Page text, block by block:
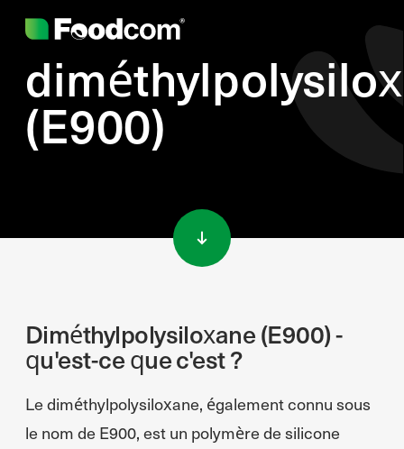
(E900)
Diméthylpolysiloxane (E900) -
qu'est-ce que c'est ?
Le diméthylpolysiloxane, également connu sous
le nom de E900, est un polymère de silicone